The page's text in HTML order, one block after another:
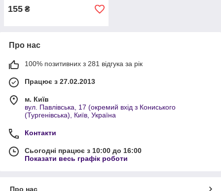
155 ₴
Про нас
100% позитивних з 281 відгука за рік
Працює з 27.02.2013
м. Київ
вул. Павлівська, 17 (окремий вхід з Кониського
(Тургенівська), Київ, Україна
Контакти
Сьогодні працює з 10:00 до 16:00
Показати весь графік роботи
Про нас